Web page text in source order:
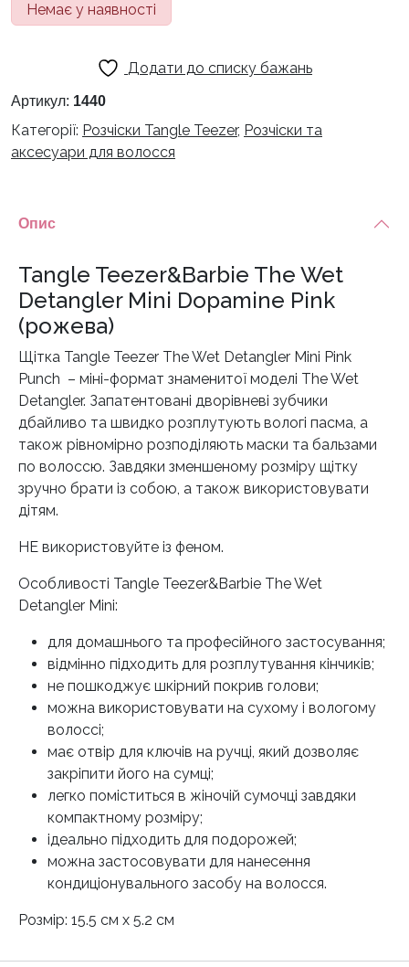
Немає у наявності
Додати до списку бажань
Артикул: 1440
Категорії: Розчіски Tangle Teezer, Розчіски та
аксесуари для волосся
Опис
Tangle Teezer&Barbie The Wet
Detangler Mini Dopamine Pink
(рожева)
Щітка Tangle Teezer The Wet Detangler Mini Pink
Punch – міні-формат знаменитої моделі The Wet
Detangler. Запатентовані дворівневі зубчики
дбайливо та швидко розплутують вологі пасма, а
також рівномірно розподіляють маски та бальзами
по волоссю. Завдяки зменшеному розміру щітку
зручно брати із собою, а також використовувати
дітям.
НЕ використовуйте із феном.
Особливості Tangle Teezer&Barbie The Wet
Detangler Mini:
для домашнього та професійного застосування;
відмінно підходить для розплутування кінчиків;
не пошкоджує шкірний покрив голови;
можна використовувати на сухому і вологому
волоссі;
має отвір для ключів на ручці, який дозволяє
закріпити його на сумці;
легко поміститься в жіночій сумочці завдяки
компактному розміру;
ідеально підходить для подорожей;
можна застосовувати для нанесення
кондиціонувального засобу на волосся.
Розмір: 15.5 см х 5.2 см